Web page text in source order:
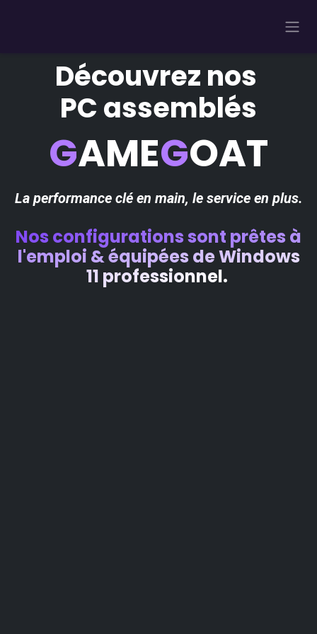
Découvrez nos
PC assemblés
GAMEG​​O​​AT
La performance clé en main, le service en plus.
Nos configurations sont prêtes à
l'emploi & équipées de Windows
11 professionnel.